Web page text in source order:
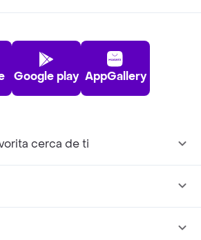
Google play AppGallery
cerca de ti